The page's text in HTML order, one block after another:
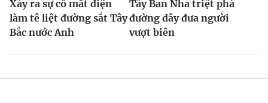
Xảy ra sự cố mất điện
làm tê liệt đường sắt Tây
Bắc nước Anh
Tây Ban Nha triệt phá
đường dây đưa người
vượt biên